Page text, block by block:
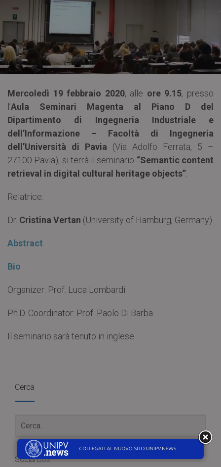
Mercoledì 19 febbraio 2020, alle ore 9.15, presso
l’Aula Seminari Magenta al Piano D del
Dipartimento di Ingegneria Industriale e
dell’Informazione – Facoltà di Ingegneria
dell’Università di Pavia (Via Adolfo Ferrata, 5 –
27100 Pavia), si terrà il seminario “Semantic content
retrieval in digital cultural heritage objects”
Relatrice:
Dr. Cristina Vertan (University of Hamburg, Germany)
Abstract
Bio
Organizer: Prof. Luca Lombardi
Ph.D. Coordinator: Prof. Paolo Di Barba
Il seminario sarà tenuto in inglese.
Cerca
Social Box